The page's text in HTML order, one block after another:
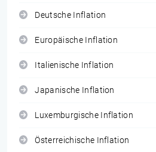
Deutsche Inflation
Europäische Inflation
Italienische Inflation
Japanische Inflation
Luxemburgische Inflation
Österreichische Inflation